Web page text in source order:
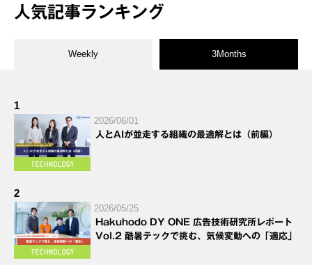
人気記事ランキング
Weekly 3Months
1
2026/06/01
人とAIが並走する組織の最適解とは（前編）
2
2026/05/25
Hakuhodo DY ONE 広告技術研究所レポート
Vol.2 酷暑テックで挑む、気候変動への「適応」